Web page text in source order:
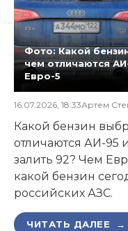
Фото: Какой
чем отличаются
Евро-5
16.07.2026, 18:33Артем
Какой бензин
отличаются АИ-95
залить 92? Чем
какой бензин
российских АЗС.
ЧИТАТЬ ДАЛЕЕ →